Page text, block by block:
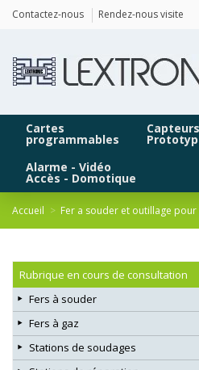
Contactez-nous Rendez-nous visite
Cartes
programmables
Capteurs
Alarme - Vidéo
Accès - Domotique
Accueil Fer a souder et outillage
Rubrique en cours de consultation
Fers à souder
Fers à gaz
Stations de soudages
Panneau de gestion des cookies